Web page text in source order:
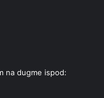
na dugme ispod: